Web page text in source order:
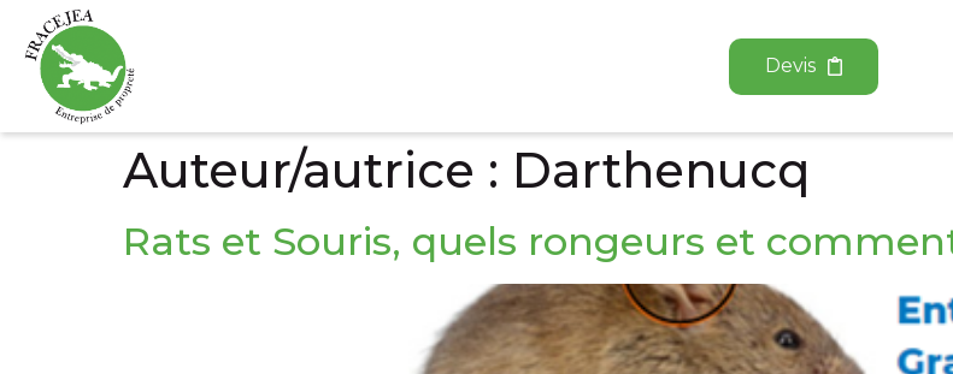
Devis
Auteur/autrice : Darthenucq
Rats et Souris, quels rongeurs et